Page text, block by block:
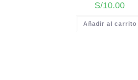
S/10.00
Añadir al carrito